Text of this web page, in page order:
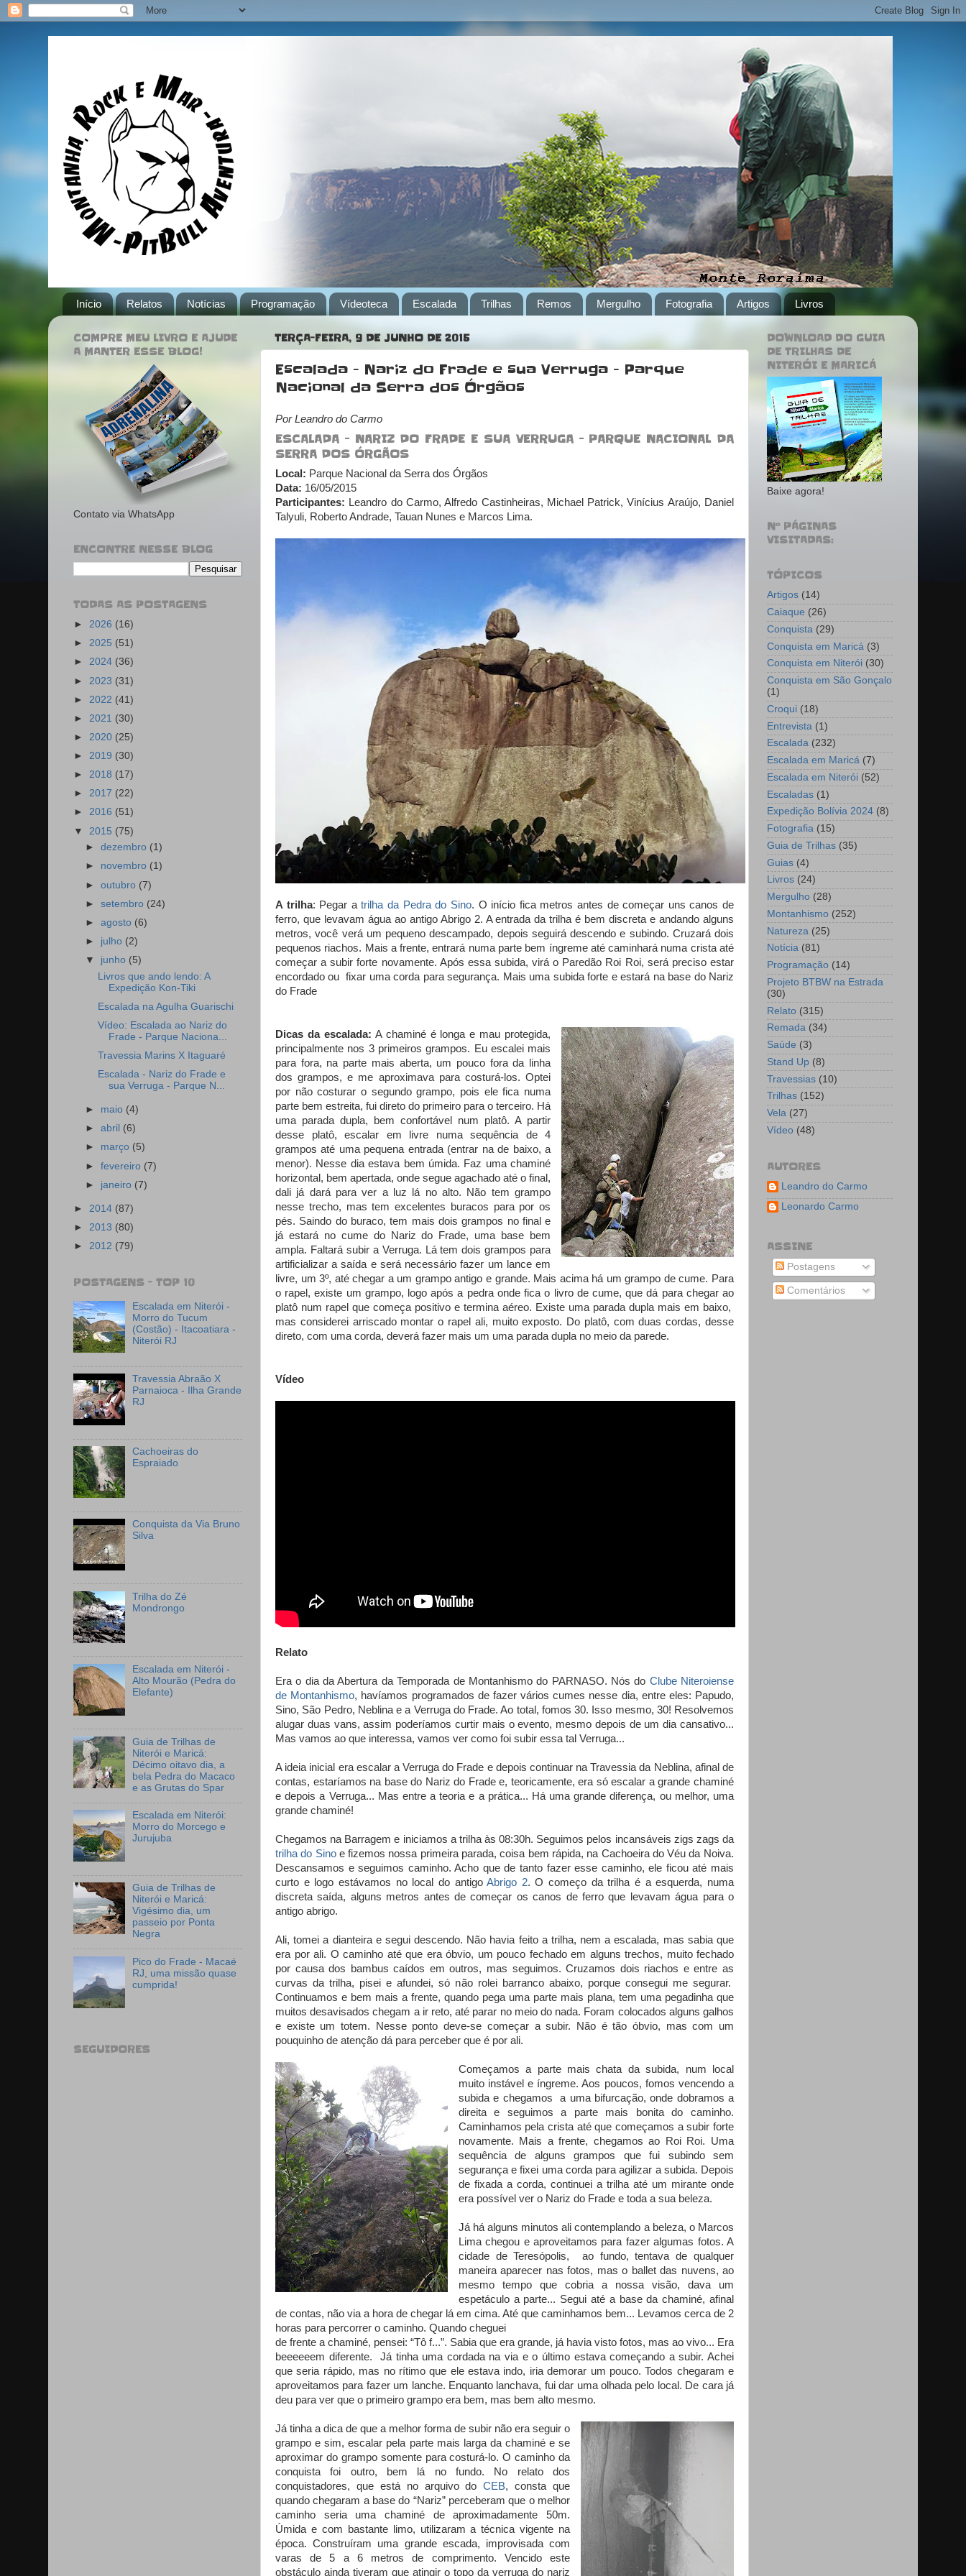
Início Relatos Notícias Programação Vídeoteca Escalada Trilhas Remos Mergulho Fotografia Artigos Livros
TERÇA-FEIRA, 9 DE JUNHO DE 2015
Escalada - Nariz do Frade e sua Verruga - Parque
Nacional da Serra dos Órgãos
Por Leandro do Carmo
ESCALADA - NARIZ DO FRADE E SUA VERRUGA - PARQUE NACIONAL DA
SERRA DOS ÓRGÃOS
Local: Parque Nacional da Serra dos Órgãos
Data: 16/05/2015
Participantes: Leandro do Carmo, Alfredo Castinheiras, Michael Patrick, Vinícius Araújo, Daniel
Talyuli, Roberto Andrade, Tauan Nunes e Marcos Lima.
A trilha: Pegar atrilha da Pedra do Sino. O início fica metros antes de começar uns canos de
ferro, que levavam água ao antigo Abrigo 2. A entrada da trilha é bem discreta e andando alguns
metros, você verá um pequeno descampado, depois seguirá descendo e subindo. Cruzará dois
pequenos riachos. Mais a frente, entrará numa parte bem íngreme até caminhará numa crista até
começar a subir forte novamente. Após essa subida, virá o Paredão Roi Roi, será preciso estar
encordado ou fixar uma corda para segurança. Mais uma subida forte e estará na base do Nariz
do Frade
Dicas da escalada: A chaminé é longa e mau protegida,
principalmente nos 3 primeiros grampos. Eu escalei mais
para fora, na parte mais aberta, um pouco fora da linha
dos grampos, e me aproximava para costurá-los. Optei
por não costurar o segundo grampo, pois ele fica numa
parte bem estreita, fui direto do primeiro para o terceiro. Há
uma parada dupla, bem confortável num platô. A partir
desse platô, escalar em livre numa sequência de 4
grampos até uma pequena entrada (entrar na de baixo, a
menor). Nesse dia estava bem úmida. Faz uma chaminé
horizontal, bem apertada, onde segue agachado até o final,
dali já dará para ver a luz lá no alto. Não tem grampo
nesse trecho, mas tem excelentes buracos para por os
pés. Saindo do buraco, tem mais dois grampos no final e
já estará no cume do Nariz do Frade, uma base bem
ampla. Faltará subir a Verruga. Lá tem dois grampos para
artificializar a saída e será necessário fazer um lance em
livre, um 3º, até chegar a um grampo antigo e grande. Mais acima há um grampo de cume. Para
o rapel, existe um grampo, logo após a pedra onde fica o livro de cume, que dá para chegar ao
platô num rapel que começa positivo e termina aéreo. Existe uma parada dupla mais em baixo,
mas considerei arriscado montar o rapel ali, muito exposto. Do platô, com duas cordas, desse
direto, com uma corda, deverá fazer mais um uma parada dupla no meio da parede.
Vídeo
Relato
Era o dia da Abertura da Temporada de Montanhismo do PARNASO. Nós do Clube Niteroiense
de Montanhismo, havíamos programados de fazer vários cumes nesse dia, entre eles: Papudo,
Sino, São Pedro, Neblina e a Verruga do Frade. Ao total, fomos 30. Isso mesmo, 30! Resolvemos
alugar duas vans, assim poderíamos curtir mais o evento, mesmo depois de um dia cansativo...
Mas vamos ao que interessa, vamos ver como foi subir essa tal Verruga...
A ideia inicial era escalar a Verruga do Frade e depois continuar na Travessia da Neblina, afinal de
contas, estaríamos na base do Nariz do Frade e, teoricamente, era só escalar a grande chaminé
e depois a Verruga... Mas entre a teoria e a prática... Há uma grande diferença, ou melhor, uma
grande chaminé!
Chegamos na Barragem e iniciamos a trilha às 08:30h. Seguimos pelos incansáveis zigs zags da
trilha do Sinoe fizemos nossa primeira parada, coisa bem rápida, na Cachoeira do Véu da Noiva.
Descansamos e seguimos caminho. Acho que de tanto fazer esse caminho, ele ficou até mais
curto e logo estávamos no local do antigoAbrigo 2. O começo da trilha é a esquerda, numa
discreta saída, alguns metros antes de começar os canos de ferro que levavam água para o
antigo abrigo.
Ali, tomei a dianteira e segui descendo. Não havia feito a trilha, nem a escalada, mas sabia que
era por ali. O caminho até que era óbvio, um pouco fechado em alguns trechos, muito fechado
por causa dos bambus caídos em outros, mas seguimos. Cruzamos dois riachos e entre as
curvas da trilha, pisei e afundei, só não rolei barranco abaixo, porque consegui me segurar.
Continuamos e bem mais a frente, quando pega uma parte mais plana, tem uma pegadinha que
muitos desavisados chegam a ir reto, até parar no meio do nada. Foram colocados alguns galhos
e existe um totem. Nesse ponto deve-se começar a subir. Não é tão óbvio, mas com um
pouquinho de atenção dá para perceber que é por ali.
Começamos a parte mais chata da subida, num local
muito instável e íngreme. Aos poucos, fomos vencendo a
subida e chegamos a uma bifurcação, onde dobramos a
direita e seguimos a parte mais bonita do caminho.
Caminhamos pela crista até que começamos a subir forte
novamente. Mais a frente, chegamos ao Roi Roi. Uma
sequência de alguns grampos que fui subindo sem
segurança e fixei uma corda para agilizar a subida. Depois
de fixada a corda, continuei a trilha até um mirante onde
era possível ver o Nariz do Frade e toda a sua beleza.
Já há alguns minutos ali contemplando a beleza, o Marcos
Lima chegou e aproveitamos para fazer algumas fotos. A
cidade de Teresópolis, ao fundo, tentava de qualquer
maneira aparecer nas fotos, mas o ballet das nuvens, ao
mesmo tempo que cobria a nossa visão, dava um
espetáculo a parte... Segui até a base da chaminé, afinal
de contas, não via a hora de chegar lá em cima. Até que caminhamos bem... Levamos cerca de 2
horas para percorrer o caminho. Quando cheguei
de frente a chaminé, pensei: “Tô f...”. Sabia que era grande, já havia visto fotos, mas ao vivo... Era
beeeeeem diferente. Já tinha uma cordada na via e o último estava começando a subir. Achei
que seria rápido, mas no rítimo que ele estava indo, iria demorar um pouco. Todos chegaram e
aproveitamos para fazer um lanche. Enquanto lanchava, fui dar uma olhada pelo local. De cara já
deu para ver que o primeiro grampo era bem, mas bem alto mesmo.
Já tinha a dica de que a melhor forma de subir não era seguir o
grampo e sim, escalar pela parte mais larga da chaminé e se
aproximar do grampo somente para costurá-lo. O caminho da
conquista foi outro, bem lá no fundo. No relato dos
conquistadores, que está no arquivo doCEB, consta que
quando chegaram a base do “Nariz” perceberam que o melhor
caminho seria uma chaminé de aproximadamente 50m.
Úmida e com bastante limo, utilizaram a técnica vigente na
época. Construíram uma grande escada, improvisada com
varas de 5 a 6 metros de comprimento. Vencido este
obstáculo ainda tiveram que atingir o topo da verruga do nariz
COMPRE MEU LIVRO E AJUDE
A MANTER ESSE BLOG!
Contato via WhatsApp
ENCONTRE NESSE BLOG
TODAS AS POSTAGENS
► 2026 (16)
► 2025 (51)
► 2024 (36)
► 2023 (31)
► 2022 (41)
► 2021 (30)
► 2020 (25)
► 2019 (30)
► 2018 (17)
► 2017 (22)
► 2016 (51)
▼ 2015 (75)
►dezembro (1)
► novembro (1)
►outubro (7)
►setembro (24)
►agosto (6)
► julho (2)
▼ junho (5)
Livros que ando lendo: A
Expedição Kon-Tiki
Escalada na Agulha Guarischi
Vídeo: Escalada ao Nariz do
Frade - Parque Naciona...
Travessia Marins X Itaguaré
Escalada - Nariz do Frade e
sua Verruga - Parque N...
► maio (4)
►abril (6)
► março (5)
►fevereiro (7)
► janeiro (7)
► 2014 (87)
► 2013 (80)
► 2012 (79)
POSTAGENS - TOP 10
Escalada em Niterói -
Morro do Tucum
(Costão) - Itacoatiara -
Niterói RJ
Travessia Abraão X
Parnaioca - Ilha Grande
RJ
Cachoeiras do
Espraiado
Conquista da Via Bruno
Silva
Trilha do Zé
Mondrongo
Escalada em Niterói -
Alto Mourão (Pedra do
Elefante)
Guia de Trilhas de
Niterói e Maricá:
Décimo oitavo dia, a
bela Pedra do Macaco
e as Grutas do Spar
Escalada em Niterói:
Morro do Morcego e
Jurujuba
Guia de Trilhas de
Niterói e Maricá:
Vigésimo dia, um
passeio por Ponta
Negra
Pico do Frade - Macaé
RJ, uma missão quase
cumprida!
SEGUIDORES
DOWNLOAD DO GUIA
DE TRILHAS DE
NITERÓI E MARICÁ
Baixe agora!
Nº PÁGINAS
VISITADAS:
TÓPICOS
Artigos (14)
Caiaque (26)
Conquista (29)
Conquista em Maricá (3)
Conquista em Niterói (30)
Conquista em São Gonçalo
(1)
Croqui (18)
Entrevista (1)
Escalada (232)
Escalada em Maricá (7)
Escalada em Niterói (52)
Escaladas (1)
Expedição Bolívia 2024 (8)
Fotografia (15)
Guia de Trilhas (35)
Guias (4)
Livros (24)
Mergulho (28)
Montanhismo (252)
Natureza (25)
Notícia (81)
Programação (14)
Projeto BTBW na Estrada
(30)
Relato (315)
Remada (34)
Saúde (3)
Stand Up (8)
Travessias (10)
Trilhas (152)
Vela (27)
Vídeo (48)
AUTORES
Leandro do Carmo
Leonardo Carmo
ASSINE
Postagens
Comentários